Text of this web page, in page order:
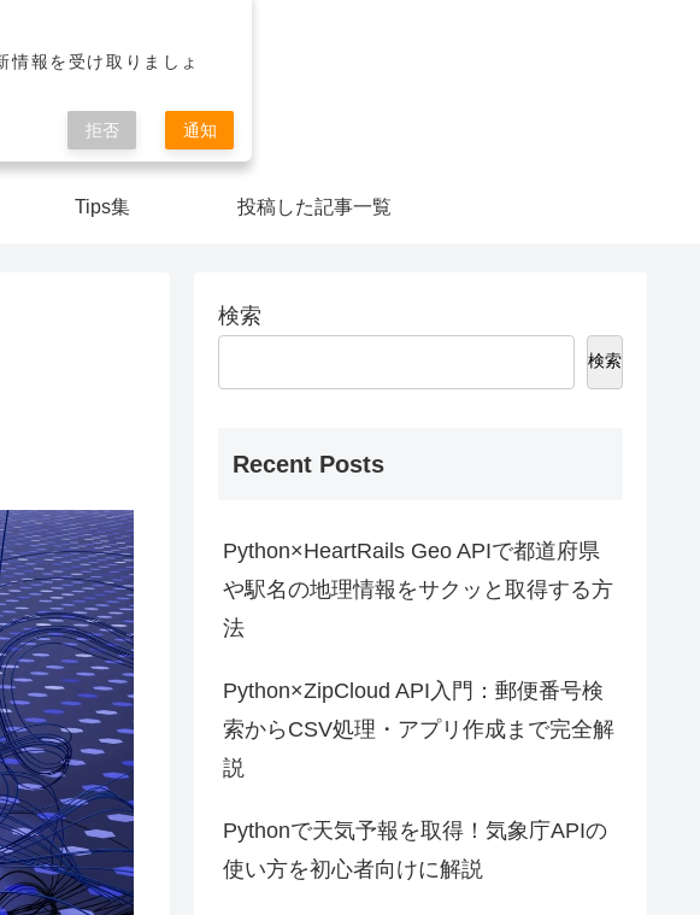
う！
教室
Tips集 投稿した記事一覧
検索
検索
Recent Posts
Python×HeartRails Geo APIで都道府県
や駅名の地理情報をサクッと取得する方
法
Python×ZipCloud API入門：郵便番号検
索からCSV処理・アプリ作成まで完全解
説
Pythonで天気予報を取得！気象庁APIの
使い方を初心者向けに解説
報を受け取りましょ
拒否 通知